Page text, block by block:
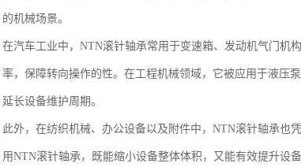
的机械场景。
在汽车工业中，NTN滚针轴承常用于变速箱、发动机气门机
率，保障转向操作的性。在工程机械领域，它被应用于液压
延长设备维护周期。
此外，在纺织机械、办公设备以及附件中，NTN滚针轴承也
用NTN滚针轴承，既能缩小设备整体体积，又能有效提升设